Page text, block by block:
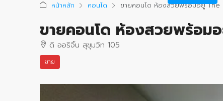
หน้าหลัก คอนโด ขายคอนโด ห้องสวยพร้อมอยู่ The
ขายคอนโด ห้องสวยพร้อม
ดิ ออริจิ้น สุขุมวิท 105
ขาย